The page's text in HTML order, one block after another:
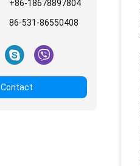
+86-18678897804
86-531-86550408
Contact